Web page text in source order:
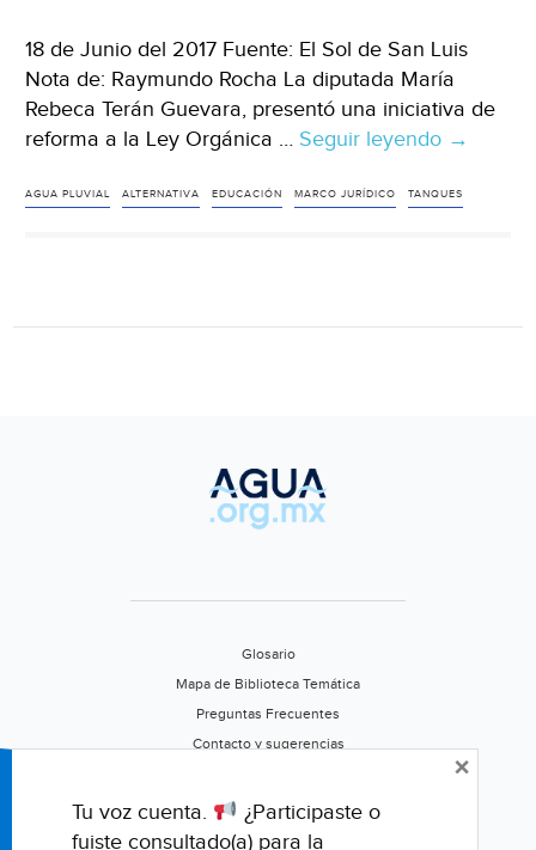
18 de Junio del 2017 Fuente: El Sol de San Luis
Nota de: Raymundo Rocha La diputada María
Rebeca Terán Guevara, presentó una iniciativa de
reforma a la Ley Orgánica … Seguir leyendo
el
→
AGUA PLUVIAL ALTERNATIVA EDUCACIÓN MARCO JURÍDICO TANQUES
Glosario
Mapa de Biblioteca Temática
Preguntas Frecuentes
Contacto y sugerencias
Califica este portal
Tu voz cuenta.
¿Participaste o
fuiste consultado(a) para la
×